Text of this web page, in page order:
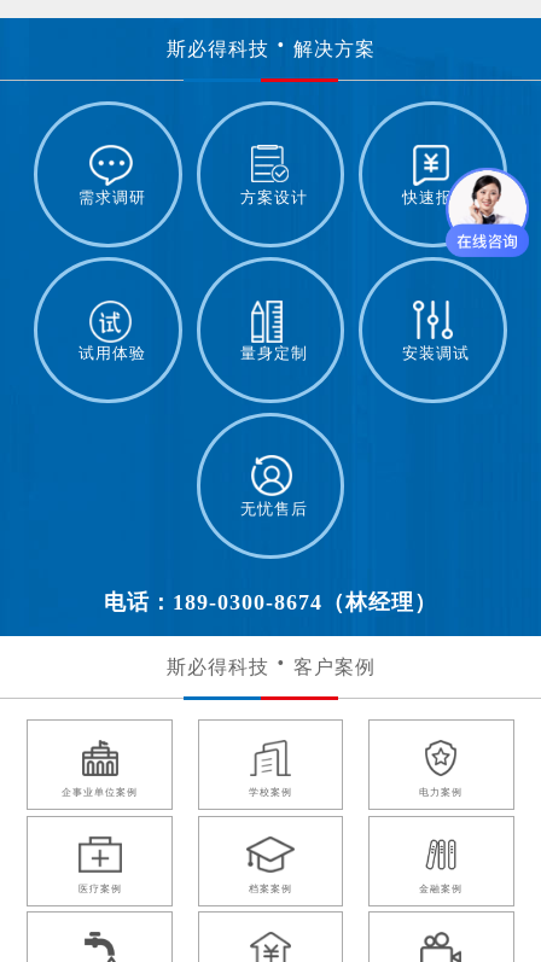
斯必得科技 解决方案
需求调研 方案设计 快速报价
试用体验 量身定制 安装调试
无忧售后
电话：189-0300-8674（林经理）
斯必得科技 客户案例
企事业单位案例 学校案例 电力案例
医疗案例 档案案例 金融案例